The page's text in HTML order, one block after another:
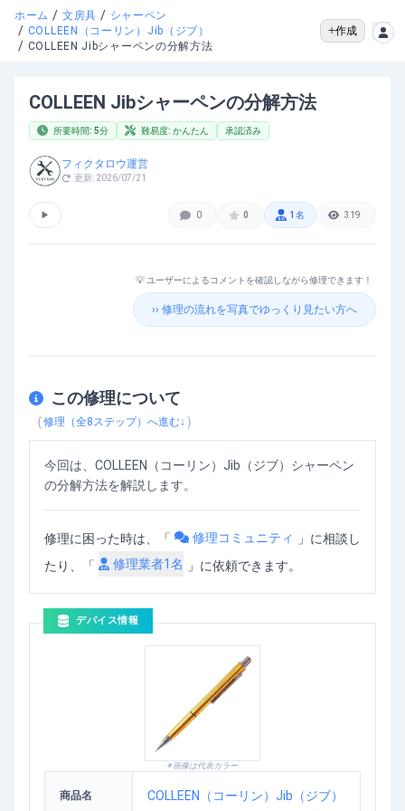
ホーム / 文房具 / シャーペン
/ COLLEEN（コーリン）Jib（ジブ）
/ COLLEEN Jibシャーペンの分解方法
作成
COLLEEN Jibシャーペンの分解方法
所要時間: 5分 難易度: かんたん 承認済み
フィクタロウ運営
更新: 2026/07/21
▶ 0 0 1 名 319
COLLEEN Jibシャーペンの分解方法
💡 ユーザーによるコメントを確認しながら修理できます！
›› 修理の流れを写真でゆっくり見たい方へ
この修理について
（修理（全8 ステップ）へ進む↓ ）
今回は、COLLEEN（コーリン）Jib（ジブ）シャーペン
の分解方法を解説します。
修理に困った時は、「 修理コミュニティ 」 に相談し
たり、「
修理業者1名 」に依頼できます。
デバイス情報
※画像は代表カラー
商品名 COLLEEN（コーリン）Jib（ジブ）